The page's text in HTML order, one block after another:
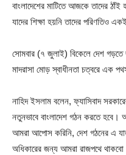
বাংলাদেশের মাটিতে আজকে তাদের ঠাঁই
যাদের শিক্ষা হয়নি তাদের পরিণতিও
‎সোমবার (৭ জুলাই) বিকেলে দেশ গড়তে
মাদরাসা মোড় স্বাধীনতা চত্বরে এক
‎নাহিদ ইসলাম বলেন, ফ্যাসিবাদ
নতুনভাবে বাংলাদেশ গঠন করতে
আমরা আপোস করিনি, দেশ গঠনের এ
অধিকারের জন্য আমরা রাজপথে